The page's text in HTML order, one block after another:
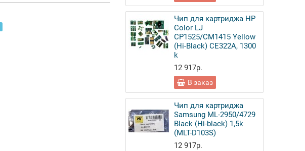
Чип для картриджа HP
Color LJ
CP1525/CM1415 Yellow
(Hi-Black) CE322A, 1300
k
12 917р.
В заказ
Чип для картриджа
Samsung ML-2950/4729
Black (Hi-black) 1,5k
(MLT-D103S)
12 917р.